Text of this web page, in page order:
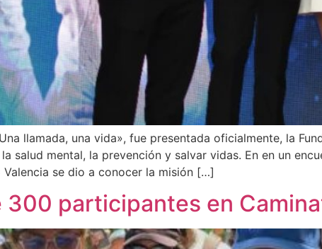
llamada, una vida», fue presentada oficialmente, la
salud mental, la prevención y salvar vidas. En en un
Valencia se dio a conocer la misión […]
300 participantes en